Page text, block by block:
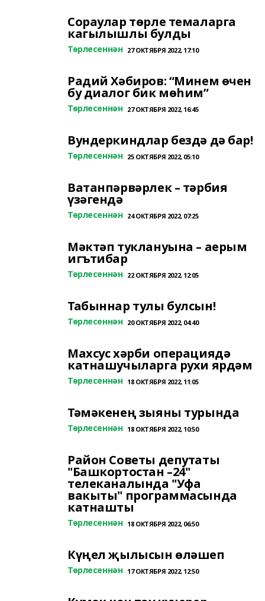
Сораулар төрле темаларга
кагылышлы булды
Төрлесеннән 27 ОКТЯБРЯ 2022, 17:10
Радий Хәбиров: “Минем өчен
бу диалог бик мөһим”
Төрлесеннән 27 ОКТЯБРЯ 2022, 16:45
Вундеркиндлар бездә дә бар!
Төрлесеннән 25 ОКТЯБРЯ 2022, 05:10
Ватанпәрвәрлек – тәрбия
үзәгендә
Төрлесеннән 24 ОКТЯБРЯ 2022, 07:25
Мәктәп туклануына – аерым
игътибар
Төрлесеннән 22 ОКТЯБРЯ 2022, 12:05
Табыннар тулы булсын!
Төрлесеннән 20 ОКТЯБРЯ 2022, 04:40
Махсус хәрби операциядә
катнашучыларга рухи ярдәм
Төрлесеннән 18 ОКТЯБРЯ 2022, 11:05
Тәмәкенең зыяны турында
Төрлесеннән 18 ОКТЯБРЯ 2022, 10:50
Район Советы депутаты
"Башкортостан –24"
телеканалында "Уфа
вакыты" программасында
катнашты
Төрлесеннән 18 ОКТЯБРЯ 2022, 06:50
Күңел җылысын өләшеп
Төрлесеннән 17 ОКТЯБРЯ 2022, 12:50